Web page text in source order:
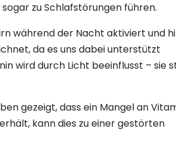
zu Schlafstörungen führen.
während der Nacht aktiviert und
da es uns dabei unterstützt
wird durch Licht beeinflusst – sie
gezeigt, dass ein Mangel an
kann dies zu einer gestörten